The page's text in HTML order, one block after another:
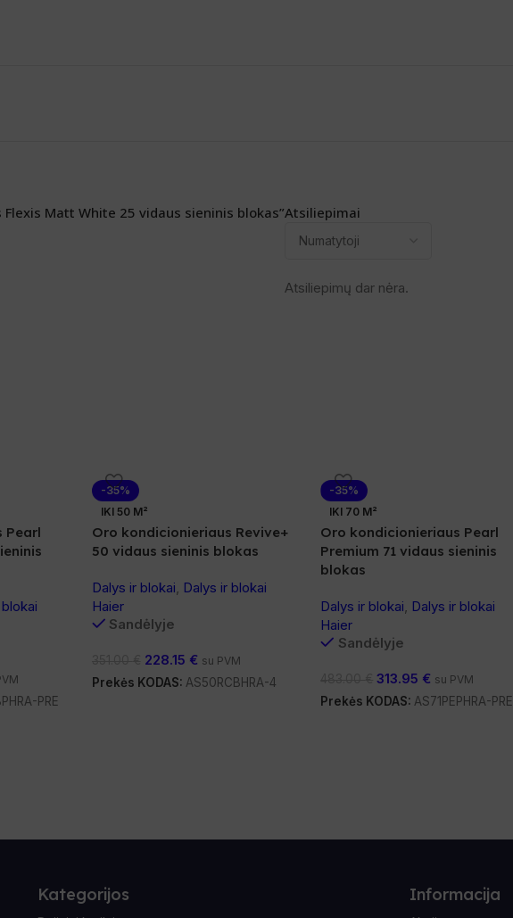
Atsiliepimai
Atsiliepimų dar nėra.
Matt White 25 vidaus sieninis blokas”
Pearl
PRE
-35%
IKI 50 M²
Oro kondicionieriaus Revive+
50 vidaus sieninis blokas
Dalys ir blokai Dalys ir blokai
Haier
Sandėlyje
228.15 € su PVM
Prekės KODAS: AS50RCBHRA-4
-35%
IKI 70 M²
Oro kondicionieriaus Pearl
Premium 71 vidaus sieninis
blokas
Dalys ir blokai Dalys ir blokai
Haier
Sandėlyje
313.95 € su PVM
Prekės KODAS: AS71PEPHRA-PRE
Kategorijos Informacija